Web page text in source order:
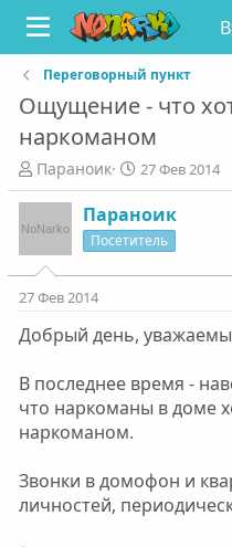
Переговорный пункт
Ощущение - что
наркоманом
А
в
т
о
р
т
е
ы
Параноик
Д
а
т
а
н
а
л
27 Фев 2014
Параноик
Посетитель
27 Фев 2014
Добрый день,
В последнее время -
что наркоманы в доме
наркоманом.
Звонки в домофон и
личностей,